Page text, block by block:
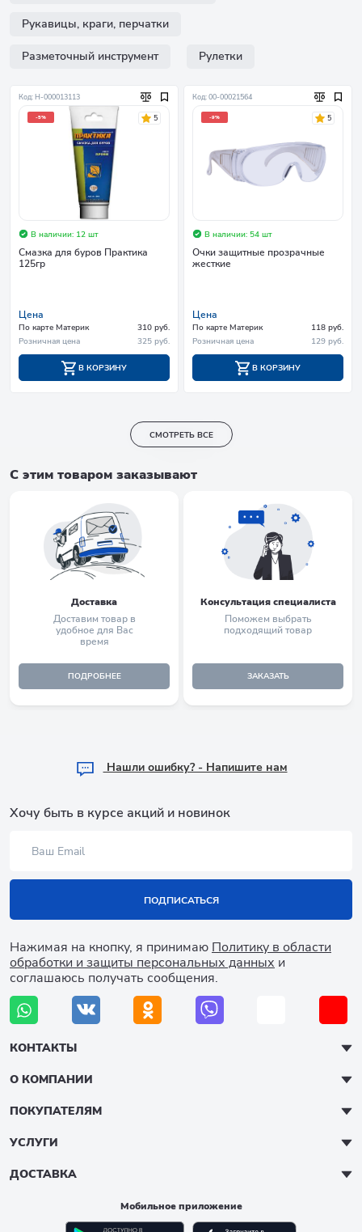
Рукавицы, краги, перчатки
Разметочный инструмент Рулетки
Код: Н-000013113
-5% 5
В наличии: 12 шт
Смазка для буров Практика
125гр
Цена
По карте Материк
310 руб.
Розничная цена
325 руб.
В КОРЗИНУ
Код: 00-00021564
-9% 5
В наличии: 54 шт
Очки защитные прозрачные
жесткие
Цена
По карте Материк
118 руб.
Розничная цена
129 руб.
В КОРЗИНУ
СМОТРЕТЬ ВСЕ
С этим товаром заказывают
Доставка
Доставим товар в
удобное для Вас
время
ПОДРОБНЕЕ
Консультация специалиста
Поможем выбрать
подходящий товар
ЗАКАЗАТЬ
Hашли ошибку? - Напишите нам
Хочу быть в курсе акций и новинок
ПОДПИСАТЬСЯ
Нажимая на кнопку, я принимаю Политику в области
обработки и защиты персональных данных и
соглашаюсь получать сообщения.
КОНТАКТЫ
О КОМПАНИИ
ПОКУПАТЕЛЯМ
УСЛУГИ
ДОСТАВКА
Мобильное приложение